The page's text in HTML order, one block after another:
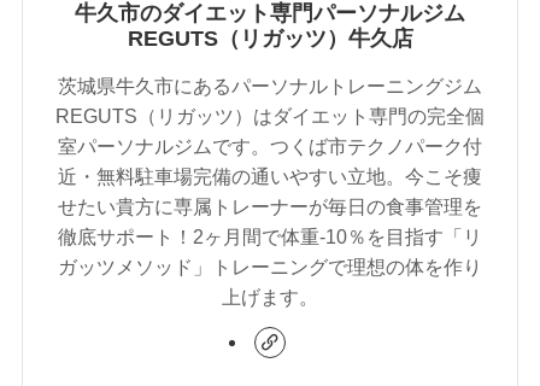
牛久市のダイエット専門パーソナルジム
REGUTS（リガッツ）牛久店
茨城県牛久市にあるパーソナルトレーニングジム
REGUTS（リガッツ）はダイエット専門の完全個
室パーソナルジムです。つくば市テクノパーク付
近・無料駐車場完備の通いやすい立地。今こそ痩
せたい貴方に専属トレーナーが毎日の食事管理を
徹底サポート！2ヶ月間で体重-10％を目指す「リ
ガッツメソッド」トレーニングで理想の体を作り
上げます。